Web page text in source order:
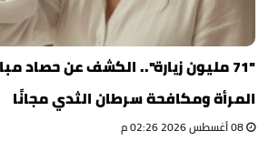
"71 مليون زيارة".. الكشف عن حصاد
المرأة ومكافحة سرطان الثدي مجانًا